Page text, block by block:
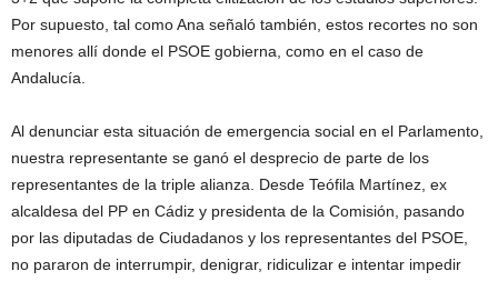
Por supuesto, tal como Ana señaló también, estos recortes no son
menores allí donde el PSOE gobierna, como en el caso de
Andalucía.
Al denunciar esta situación de emergencia social en el Parlamento,
nuestra representante se ganó el desprecio de parte de los
representantes de la triple alianza. Desde Teófila Martínez, ex
alcaldesa del PP en Cádiz y presidenta de la Comisión, pasando
por las diputadas de Ciudadanos y los representantes del PSOE,
no pararon de interrumpir, denigrar, ridiculizar e intentar impedir